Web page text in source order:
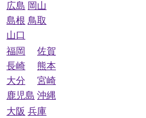
広島 岡山
島根 鳥取
山口
福岡
佐賀
長崎
熊本
大分
宮崎
鹿児島 沖縄
大阪 兵庫